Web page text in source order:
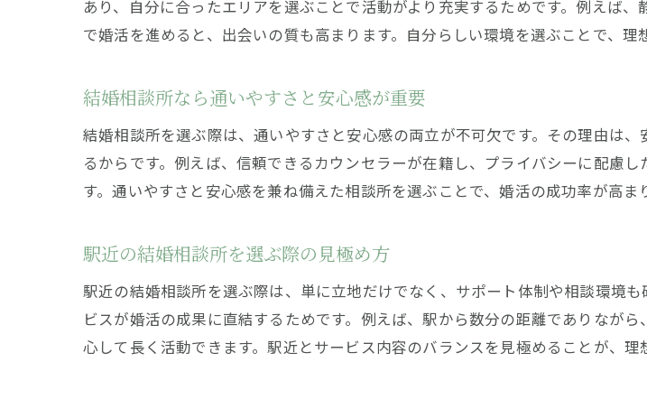
結婚相談所で後悔しないた
結婚相談所選びで重視
入会から成婚までの総
サービス内容ごとの料
結婚相談所で沿線婚活
アクセス面で選ばれる
通いやすい結婚相談所
あり、自分に合ったエリアを選ぶことで活動がより充実するためです。例えば
で婚活を進めると、出会いの質も高まります。自分らしい環境を選ぶことで、理
結婚相談所なら通いやすさと安心感が重要
結婚相談所を選ぶ際は、通いやすさと安心感の両立が不可欠です。その理由は
るからです。例えば、信頼できるカウンセラーが在籍し、プライバシーに配慮
す。通いやすさと安心感を兼ね備えた相談所を選ぶことで、婚活の成功率が高ま
駅近の結婚相談所を選ぶ際の見極め方
駅近の結婚相談所を選ぶ際は、単に立地だけでなく、サポート体制や相談環境
ビスが婚活の成果に直結するためです。例えば、駅から数分の距離でありなが
心して長く活動できます。駅近とサービス内容のバランスを見極めることが、理
お問い合わせは
お問い合わせは